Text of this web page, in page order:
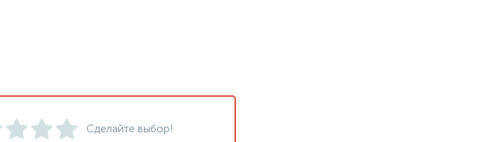
Сделайте выбор!